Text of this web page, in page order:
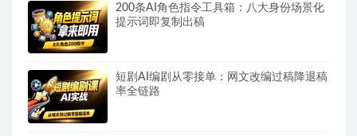
200条AI角色指令工具箱：八大身份场景化
提示词即复制出稿
短剧AI编剧从零接单：网文改编过稿降退稿
率全链路